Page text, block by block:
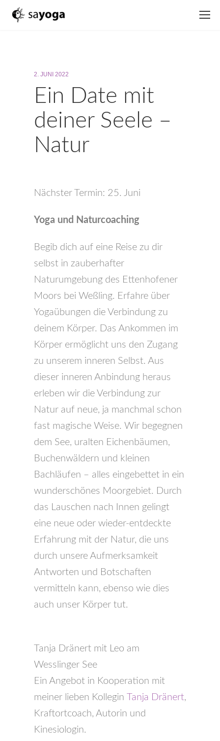
2. JUNI 2022
Ein Date mit
deiner Seele –
Natur
Nächster Termin: 25. Juni
Yoga und Naturcoaching
Begib dich auf eine Reise zu dir
selbst in zauberhafter
Naturumgebung des Ettenhofener
Moors bei Weßling. Erfahre über
Yogaübungen die Verbindung zu
deinem Körper. Das Ankommen im
Körper ermöglicht uns den Zugang
zu unserem inneren Selbst. Aus
dieser inneren Anbindung heraus
erleben wir die Verbindung zur
Natur auf neue, ja manchmal schon
fast magische Weise. Wir begegnen
dem See, uralten Eichenbäumen,
Buchenwäldern und kleinen
Bachläufen – alles eingebettet in ein
wunderschönes Moorgebiet. Durch
das Lauschen nach Innen gelingt
eine neue oder wieder-entdeckte
Erfahrung mit der Natur, die uns
durch unsere Aufmerksamkeit
Antworten und Botschaften
vermitteln kann, ebenso wie dies
auch unser Körper tut.
Tanja Dränert mit Leo am
Wesslinger See
Ein Angebot in Kooperation mit
meiner lieben Kollegin
Tanja Dränert,
Kraftortcoach, Autorin und
Kinesiologin.